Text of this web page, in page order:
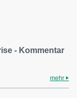
- Kommentar
mehr